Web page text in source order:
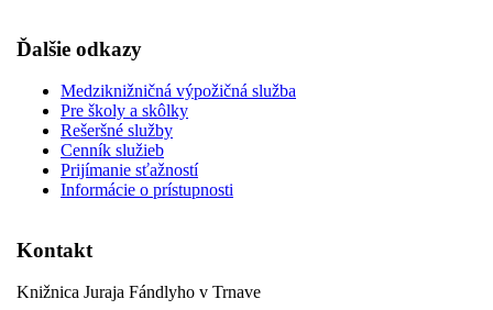
Ďalšie odkazy
Medziknižničná výpožičná služba
Pre školy a skôlky
Rešeršné služby
Cenník služieb
Prijímanie sťažností
Informácie o prístupnosti
Kontakt
Knižnica Juraja Fándlyho v Trnave